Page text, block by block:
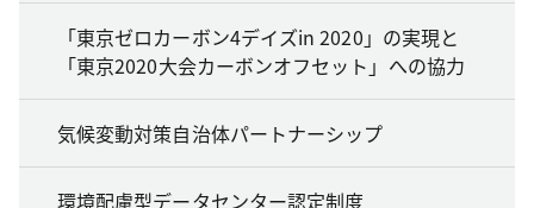
「東京ゼロカーボン4デイズin 2020」の実現と
「東京2020大会カーボンオフセット」への協力
気候変動対策自治体パートナーシップ
環境配慮型データセンター認定制度